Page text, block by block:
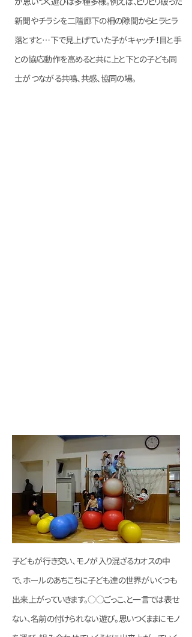
新聞やチラシを二階廊下の柵の隙間からヒラヒラ
落とすと…下で見上げていた子がキャッチ！目と手
との協応動作を高めると共に上と下との子ども同
士がつながる共鳴、共感、協同の場。
子どもが行き交い、モノが入り混ざるカオスの中
で、ホールのあちこちに子ども達の世界がいくつも
出来上がっていきます。○○ごっこ、と一言では表せ
ない、名前の付けられない遊び。思いつくままにモノ